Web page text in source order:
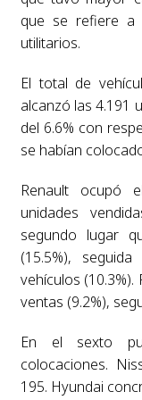
que se refiere a
utilitarios.
El total de
alcanzó las 4.191
del 6.6% con
se habían
Renault ocupó
unidades
segundo lugar
(15.5%),
vehículos
ventas (9.2%),
En el sexto
colocaciones.
195. Hyundai